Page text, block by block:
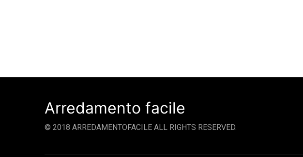
Arredamento facile
© 2018 ARREDAMENTOFACILE ALL RIGHTS RESERVED.